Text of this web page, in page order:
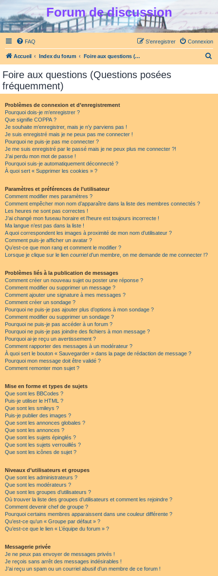
Forum de discussion
FAQ Connexion
S’enregistrer
Accueil Index du forum Foire aux questions (Questions posées fréquemment)
Foire aux questions (Questions posées
fréquemment)
Problèmes de connexion et d’enregistrement
Pourquoi dois-je m’enregistrer ?
Que signifie COPPA ?
Je souhaite m’enregistrer, mais je n’y parviens pas !
Je suis enregistré mais je ne peux pas me connecter !
Pourquoi ne puis-je pas me connecter ?
Je me suis enregistré par le passé mais je ne peux plus me connecter ?!
J’ai perdu mon mot de passe !
Pourquoi suis-je automatiquement déconnecté ?
À quoi sert « Supprimer les cookies » ?
Paramètres et préférences de l’utilisateur
Comment modifier mes paramètres ?
Comment empêcher mon nom d’apparaître dans la liste des membres connectés ?
Les heures ne sont pas correctes !
J’ai changé mon fuseau horaire et l’heure est toujours incorrecte !
Ma langue n’est pas dans la liste !
A quoi correspondent les images à proximité de mon nom d’utilisateur ?
Comment puis-je afficher un avatar ?
Qu’est-ce que mon rang et comment le modifier ?
Lorsque je clique sur le lien courrield’un membre, on me demande de me connecter !?
Problèmes liés à la publication de messages
Comment créer un nouveau sujet ou poster une réponse ?
Comment modifier ou supprimer un message ?
Comment ajouter une signature à mes messages ?
Comment créer un sondage ?
Pourquoi ne puis-je pas ajouter plus d’options à mon sondage ?
Comment modifier ou supprimer un sondage ?
Pourquoi ne puis-je pas accéder à un forum ?
Pourquoi ne puis-je pas joindre des fichiers à mon message ?
Pourquoi ai-je reçu un avertissement ?
Comment rapporter des messages à un modérateur ?
À quoi sert le bouton « Sauvegarder » dans la page de rédaction de message ?
Pourquoi mon message doit être validé ?
Comment remonter mon sujet ?
Mise en forme et types de sujets
Que sont les BBCodes ?
Puis-je utiliser le HTML ?
Que sont les smileys ?
Puis-je publier des images ?
Que sont les annonces globales ?
Que sont les annonces ?
Que sont les sujets épinglés ?
Que sont les sujets verrouillés ?
Que sont les icônes de sujet ?
Niveaux d’utilisateurs et groupes
Que sont les administrateurs ?
Que sont les modérateurs ?
Que sont les groupes d’utilisateurs ?
Où trouver la liste des groupes d’utilisateurs et comment les rejoindre ?
Comment devenir chef de groupe ?
Pourquoi certains membres apparaissent dans une couleur différente ?
Qu’est-ce qu’un « Groupe par défaut » ?
Qu’est-ce que le lien « L’équipe du forum » ?
Messagerie privée
Je ne peux pas envoyer de messages privés !
Je reçois sans arrêt des messages indésirables !
J’ai reçu un spam ou un courriel abusif d’un membre de ce forum !